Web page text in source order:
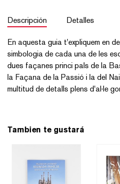
Descripción Detalles
En aquesta guia t'expliquem en
simbologia de cada una de les
dues façanes princi pals de la
la Façana de la Passió i la del
multitud de detalls plens d'al·le
Tambien te gustará